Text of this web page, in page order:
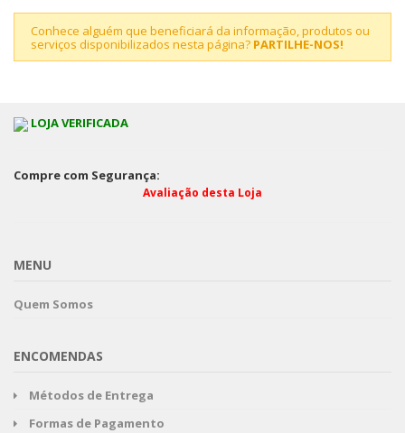
Conhece alguém que beneficiará da informação, produtos ou
serviços disponibilizados nesta página? PARTILHE-NOS!
LOJA VERIFICADA
Compre com Segurança:
Avaliação desta Loja
MENU
Quem Somos
ENCOMENDAS
Métodos de Entrega
Formas de Pagamento